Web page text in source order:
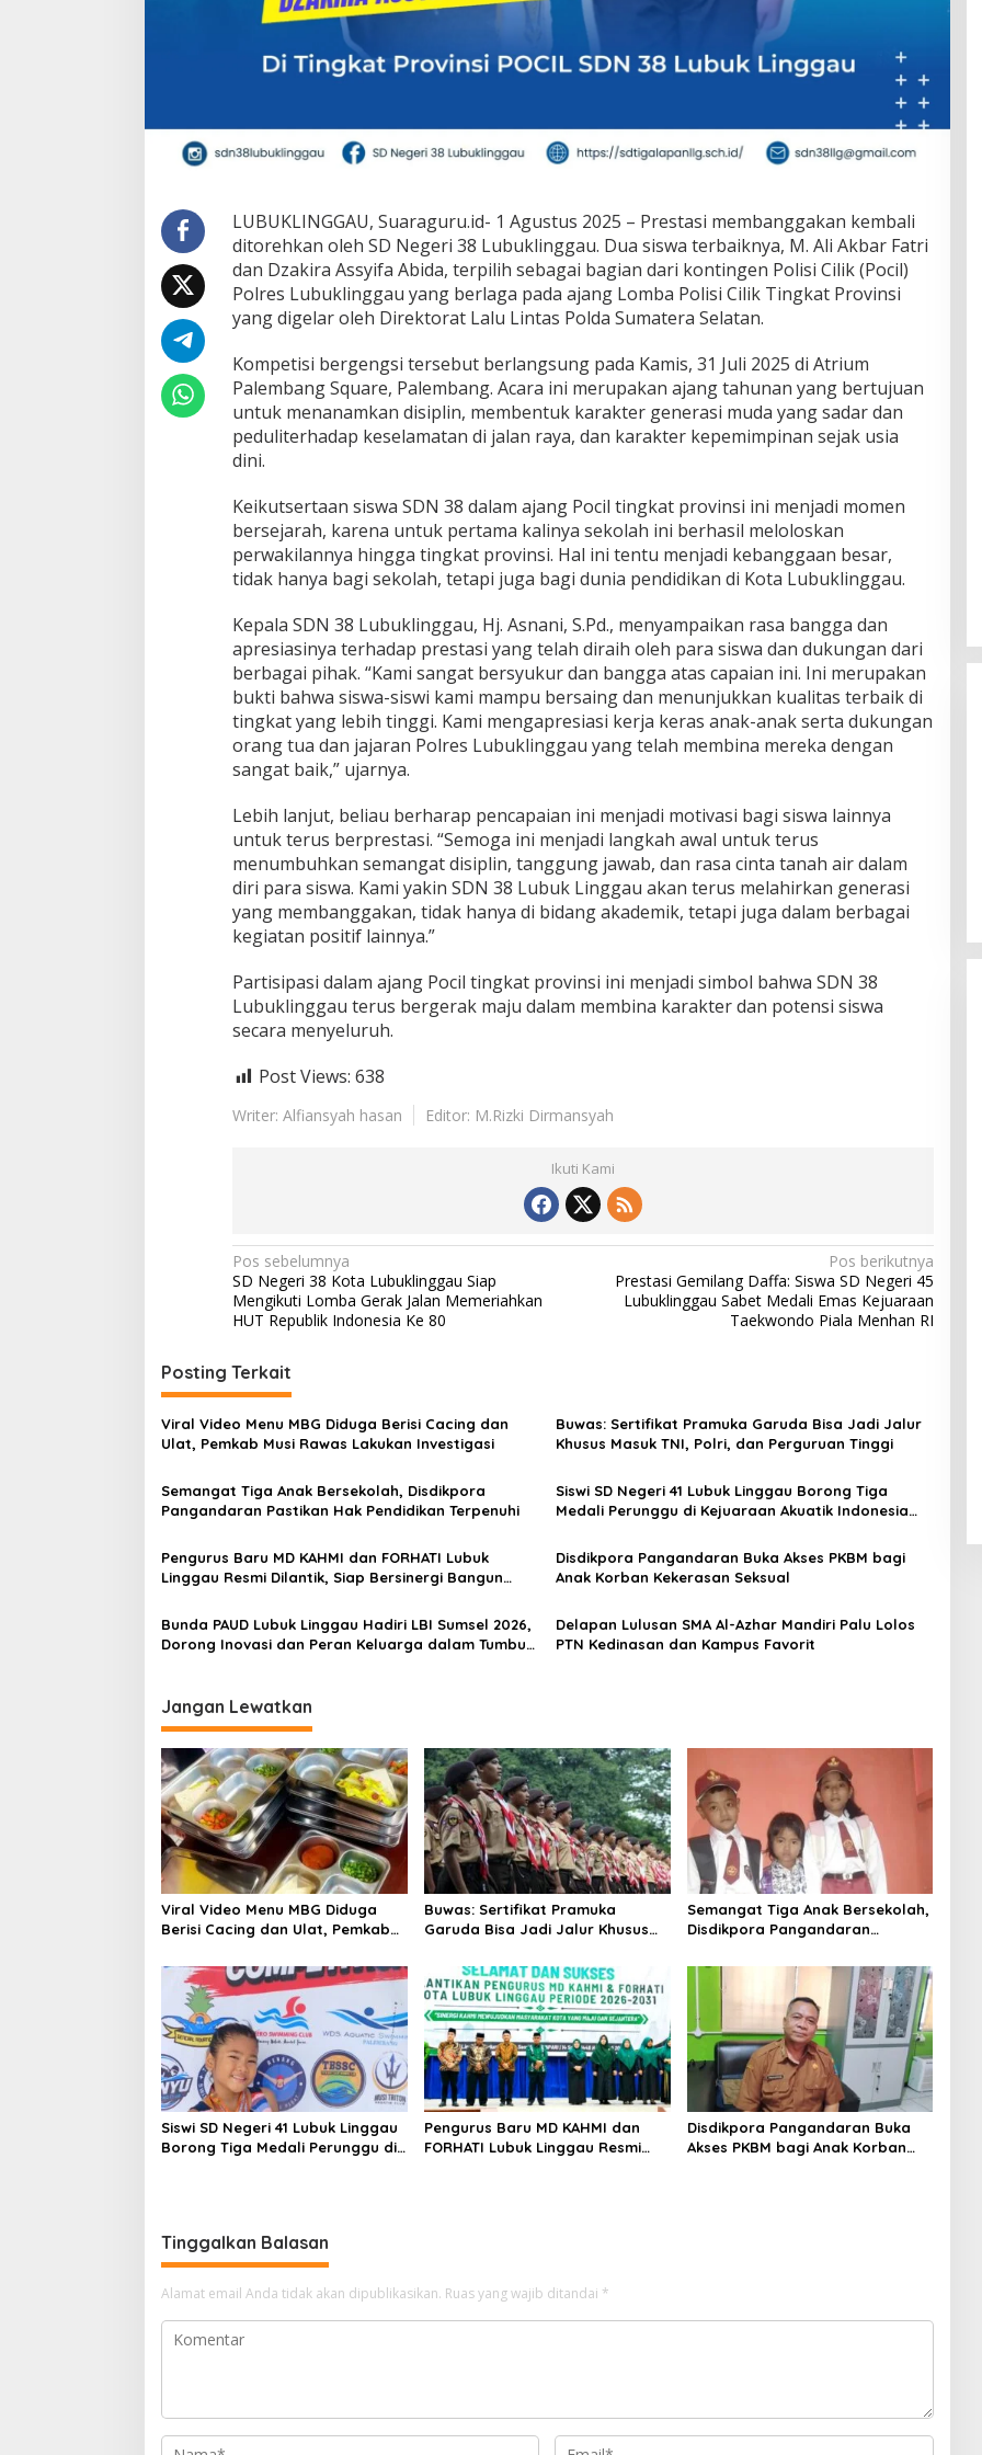
n
i
P
i
l
o
t
a
u
u
k
l
g
a
u
d
P
a
l
e
m
b
a
n
g
LUBUKLINGGAU, Suaraguru.id- 1 Agustus 2025 – Prestasi membanggakan kembali
ditorehkan oleh SD Negeri 38 Lubuklinggau. Dua siswa terbaiknya, M. Ali Akbar Fatri
dan Dzakira Assyifa Abida, terpilih sebagai bagian dari kontingen Polisi Cilik (Pocil)
Polres Lubuklinggau yang berlaga pada ajang Lomba Polisi Cilik Tingkat Provinsi
yang digelar oleh Direktorat Lalu Lintas Polda Sumatera Selatan.
Kompetisi bergengsi tersebut berlangsung pada Kamis, 31 Juli 2025 di Atrium
Palembang Square, Palembang. Acara ini merupakan ajang tahunan yang bertujuan
untuk menanamkan disiplin, membentuk karakter generasi muda yang sadar dan
peduliterhadap keselamatan di jalan raya, dan karakter kepemimpinan sejak usia
dini.
Keikutsertaan siswa SDN 38 dalam ajang Pocil tingkat provinsi ini menjadi momen
bersejarah, karena untuk pertama kalinya sekolah ini berhasil meloloskan
perwakilannya hingga tingkat provinsi. Hal ini tentu menjadi kebanggaan besar,
tidak hanya bagi sekolah, tetapi juga bagi dunia pendidikan di Kota Lubuklinggau.
Kepala SDN 38 Lubuklinggau, Hj. Asnani, S.Pd., menyampaikan rasa bangga dan
apresiasinya terhadap prestasi yang telah diraih oleh para siswa dan dukungan dari
berbagai pihak. “Kami sangat bersyukur dan bangga atas capaian ini. Ini merupakan
bukti bahwa siswa-siswi kami mampu bersaing dan menunjukkan kualitas terbaik di
tingkat yang lebih tinggi. Kami mengapresiasi kerja keras anak-anak serta dukungan
orang tua dan jajaran Polres Lubuklinggau yang telah membina mereka dengan
sangat baik,” ujarnya.
Lebih lanjut, beliau berharap pencapaian ini menjadi motivasi bagi siswa lainnya
untuk terus berprestasi. “Semoga ini menjadi langkah awal untuk terus
menumbuhkan semangat disiplin, tanggung jawab, dan rasa cinta tanah air dalam
diri para siswa. Kami yakin SDN 38 Lubuk Linggau akan terus melahirkan generasi
yang membanggakan, tidak hanya di bidang akademik, tetapi juga dalam berbagai
kegiatan positif lainnya.”
Partisipasi dalam ajang Pocil tingkat provinsi ini menjadi simbol bahwa SDN 38
Lubuklinggau terus bergerak maju dalam membina karakter dan potensi siswa
secara menyeluruh.
Post Views: 638
Writer: Alfiansyah hasan Editor: M.Rizki Dirmansyah
Ikuti Kami
N
a
v
i
g
a
s
i
p
s
Pos sebelumnya
SD Negeri 38 Kota Lubuklinggau Siap
Mengikuti Lomba Gerak Jalan Memeriahkan
HUT Republik Indonesia Ke 80
Pos berikutnya
Prestasi Gemilang Daffa: Siswa SD Negeri 45
Lubuklinggau Sabet Medali Emas Kejuaraan
Taekwondo Piala Menhan RI
Posting Terkait
Viral Video Menu MBG Diduga Berisi Cacing dan
Ulat, Pemkab Musi Rawas Lakukan Investigasi
Buwas: Sertifikat Pramuka Garuda Bisa Jadi Jalur
Khusus Masuk TNI, Polri, dan Perguruan Tinggi
Semangat Tiga Anak Bersekolah, Disdikpora
Pangandaran Pastikan Hak Pendidikan Terpenuhi
Siswi SD Negeri 41 Lubuk Linggau Borong Tiga
Medali Perunggu di Kejuaraan Akuatik Indonesia
Pengurus Baru MD KAHMI dan FORHATI Lubuk
Linggau Resmi Dilantik, Siap Bersinergi Bangun
Disdikpora Pangandaran Buka Akses PKBM bagi
Anak Korban Kekerasan Seksual
Bunda PAUD Lubuk Linggau Hadiri LBI Sumsel 2026,
Dorong Inovasi dan Peran Keluarga dalam Tumbuh
Delapan Lulusan SMA Al-Azhar Mandiri Palu Lolos
PTN Kedinasan dan Kampus Favorit
Jangan Lewatkan
Viral Video Menu MBG Diduga
Berisi Cacing dan Ulat, Pemkab
Buwas: Sertifikat Pramuka
Garuda Bisa Jadi Jalur Khusus
Tinggi
Semangat Tiga Anak Bersekolah,
Disdikpora Pangandaran
Terpenuhi
Siswi SD Negeri 41 Lubuk Linggau
Borong Tiga Medali Perunggu di
Pengurus Baru MD KAHMI dan
FORHATI Lubuk Linggau Resmi
Disdikpora Pangandaran Buka
Akses PKBM bagi Anak Korban
Tinggalkan Balasan
Alamat email Anda tidak akan dipublikasikan. Ruas yang wajib ditandai *
Himpunan Wanita UNPARI Salurkan
Bantuan bagi Korban Kebakaran
di Jawa Kanan SS
Di PGRI 27 Juli 2026